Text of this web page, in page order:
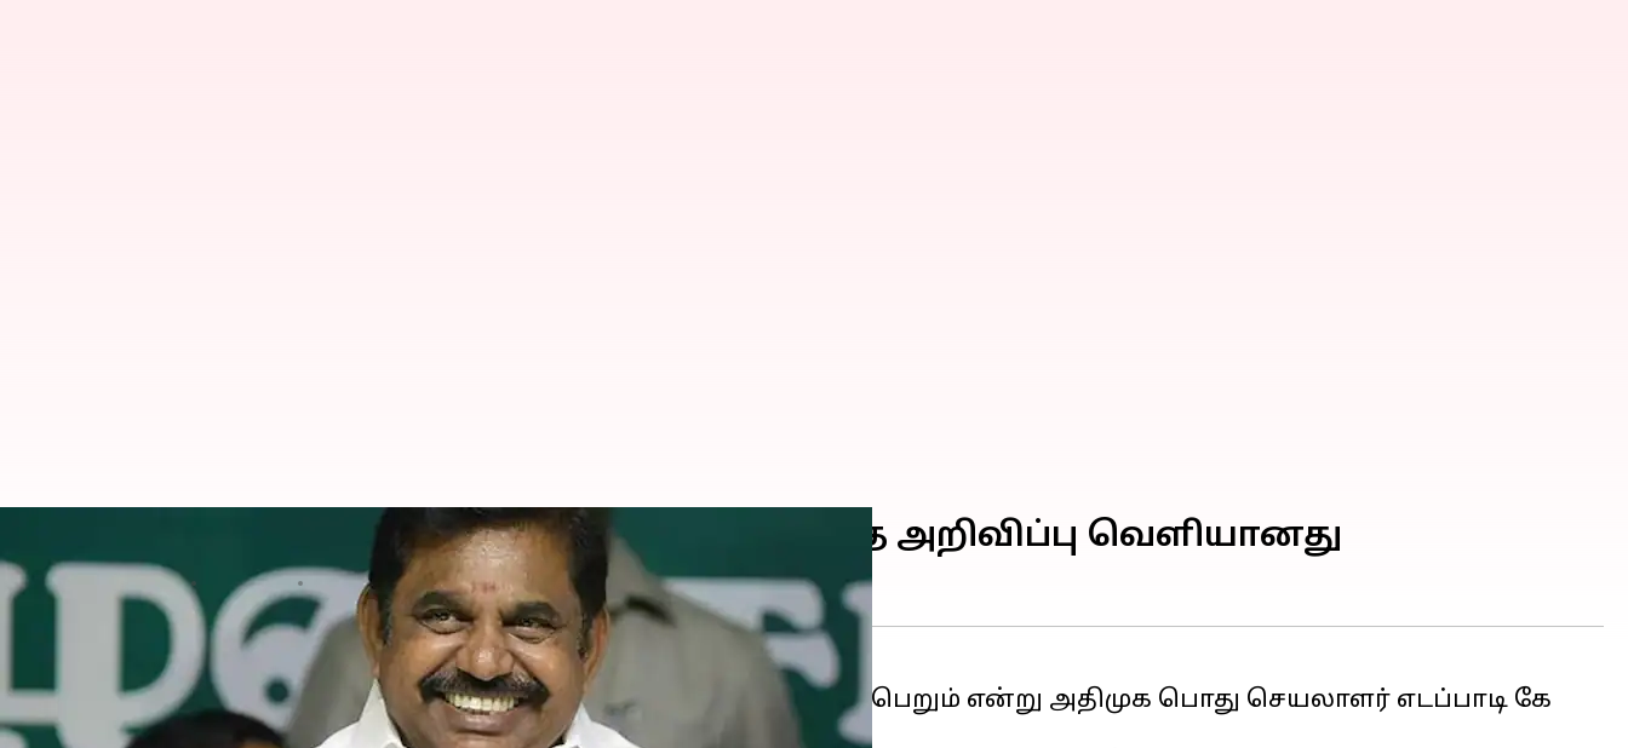
அதிமுக மாவட்ட செயலாளர்கள் கூட்டம் குறித்த அறிவிப்பு வெளியானது
எழுதியவர் Nivetha P Apr 18, 2023 01:52 pm
செய்தி முன்னோட்டம்
அதிமுகமாவட்ட செயலாளர்கள் கூட்டம் வரும் ஏப்ரல் 20ம் தேதி நடைபெறும் என்று அதிமுக பொது செயலாளர் எடப்பாடி கே
பழனிச்சாமி அவர்கள் தற்போது அறிவித்துள்ளார்.